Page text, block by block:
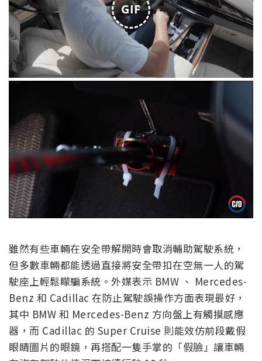
GIF
雖然有些車輛在安全帶解開時會取消輔助駕駛系統，
但多數車輛都能透過直接將安全帶扣在空無一人的駕
駛座上輕鬆矇騙系統。外媒表示 BMW 、 Mercedes-
Benz 和 Cadillac 在防止駕駛誤操作方面表現最好，
其中 BMW 和 Mercedes-Benz 方向盤上有觸摸感應
器，而 Cadillac 的 Super Cruise 則能效仿前段戴假
眼睛圖片的眼鏡，再搭配一隻手掌的「假臉」讓車輛